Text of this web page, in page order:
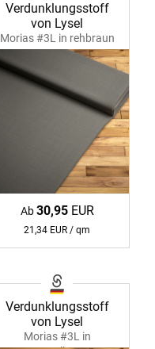
Verdunklungsstoff
von Lysel
Morias #3L in rehbraun
37078
Ab30,95EUR
21,34 EUR / qm
Verdunklungsstoff
von Lysel
Morias #3L in